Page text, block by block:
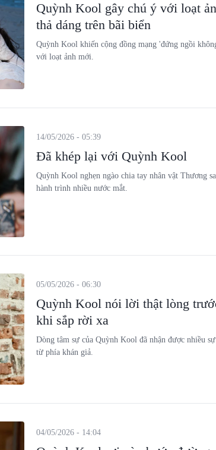
Quỳnh Kool gây chú ý với loạt
thả dáng trên bãi biển
Quỳnh Kool khiến cộng đồng mạng 'đứng ngồi
với loạt ảnh mới.
Đã khép lại với Quỳnh Kool
14/05/2026 - 05:39
Quỳnh Kool nghẹn ngào chia tay nhân vật Thương
hành trình nhiều nước mắt.
Quỳnh Kool nói lời thật lòng
khi sắp rời xa
05/05/2026 - 06:30
Dòng tâm sự của Quỳnh Kool đã nhận được nhiều
từ phía khán giả.
04/05/2026 - 14:04